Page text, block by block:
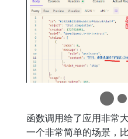
函数调用给了应用非常
一个非常简单的场景，